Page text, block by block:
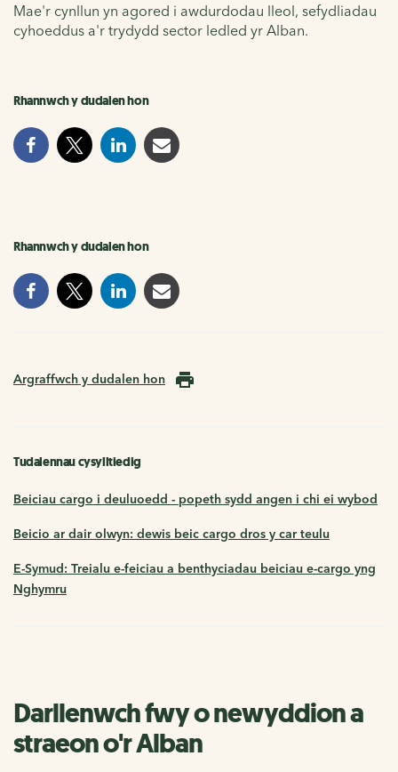
Mae'r cynllun yn agored i awdurdodau lleol, sefydliadau
cyhoeddus a'r trydydd sector ledled yr Alban.
Rhannwch y dudalen hon
Rhannwch y dudalen hon
Argraffwch y dudalen hon
Tudalennau cysylltiedig
Beiciau cargo i deuluoedd - popeth sydd angen i chi ei wybod
Beicio ar dair olwyn: dewis beic cargo dros y car teulu
E-Symud: Treialu e-feiciau a benthyciadau beiciau e-cargo yng
Nghymru
Darllenwch fwy o newyddion a
straeon o'r Alban